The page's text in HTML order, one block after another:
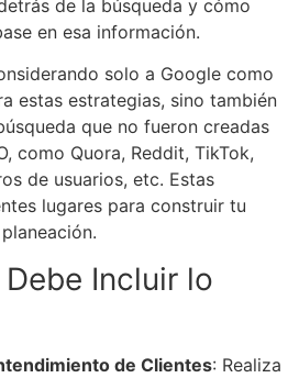
de la búsqueda y cómo
en esa información.
solo a Google como
estas estrategias, sino también
que no fueron creadas
como Quora, Reddit, TikTok,
de usuarios, etc. Estas
lugares para construir tu
Incluir lo
de Clientes: Realiza